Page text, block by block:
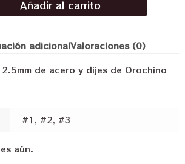
Añadir al carrito
adicionalValoraciones (0)
de acero y dijes de Orochino
#1, #2, #3
aún.